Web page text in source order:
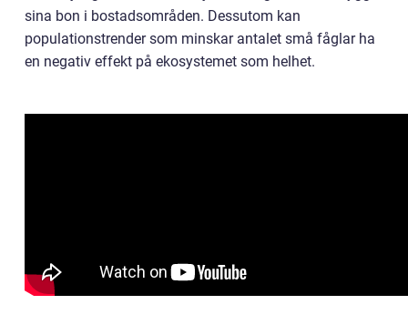
sina bon i bostadsområden. Dessutom kan
populationstrender som minskar antalet små fåglar ha
en negativ effekt på ekosystemet som helhet.